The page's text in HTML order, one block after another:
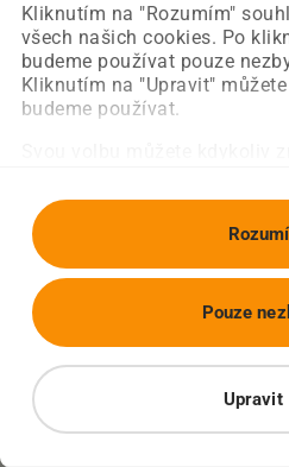
Kliknutím na "Rozumím"
všech našich cookies. Po
budeme používat pouze
Kliknutím na "Upravit"
budeme používat.
Upravit
Pouze
Obnovit stránku